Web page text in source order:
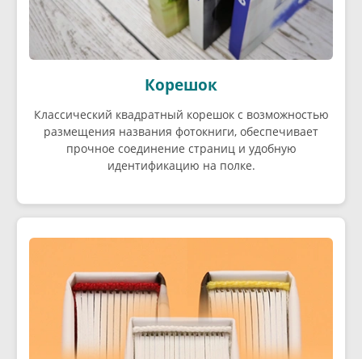
Корешок
Классический квадратный корешок с возможностью
размещения названия фотокниги, обеспечивает
прочное соединение страниц и удобную
идентификацию на полке.